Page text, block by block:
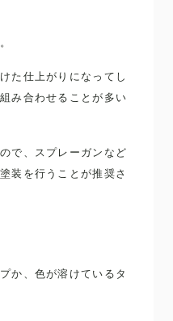
た仕上がりになってし
み合わせることが多い
で、スプレーガンなど
装を行うことが推奨さ
か、色が溶けているタ